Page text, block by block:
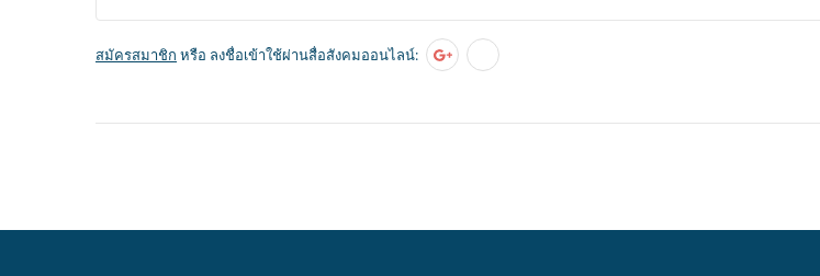
สมัครสมาชิก หรือ ลงชื่อเข้าใช้ผ่านสื่อสังคมออนไลน์: